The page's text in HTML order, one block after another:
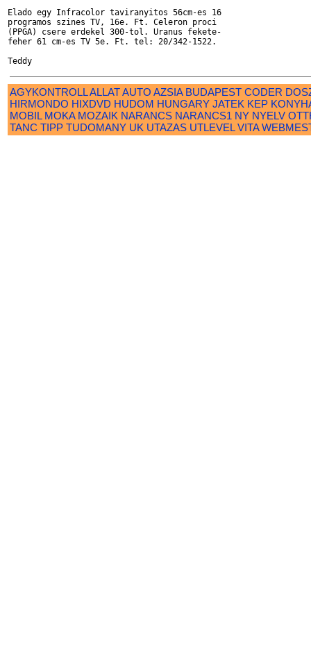
Elado egy Infracolor taviranyitos 56cm-es 16
programos szines TV, 16e. Ft. Celeron proci
(PPGA) csere erdekel 300-tol. Uranus fekete-
feher 61 cm-es TV 5e. Ft. tel: 20/342-1522.
AGYKONTROLLALLATAUTO AZSIA BUDAPEST CODER
HIRMONDO HIXDVD HUDOM HUNGARY JATEK KEP
MOBIL MOKA MOZAIK NARANCS NARANCS1 NY NYELV
TANC TIPP TUDOMANY UK UTAZAS UTLEVEL VITA